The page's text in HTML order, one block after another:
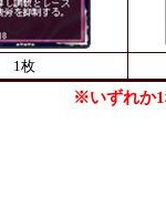
1枚
※いずれか